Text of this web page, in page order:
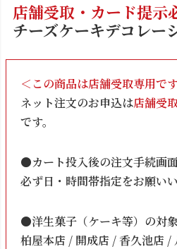
店舗受取・カード提示
チーズケーキデコレー
＜この商品は店舗受取専用で
ネット注文のお申込は店舗受
です。
●カート投入後の注文手続画面
必ず日・時間帯指定をお願いい
●洋生菓子（ケーキ等）の対
柏屋本店 / 開成店 / 香久池店 /